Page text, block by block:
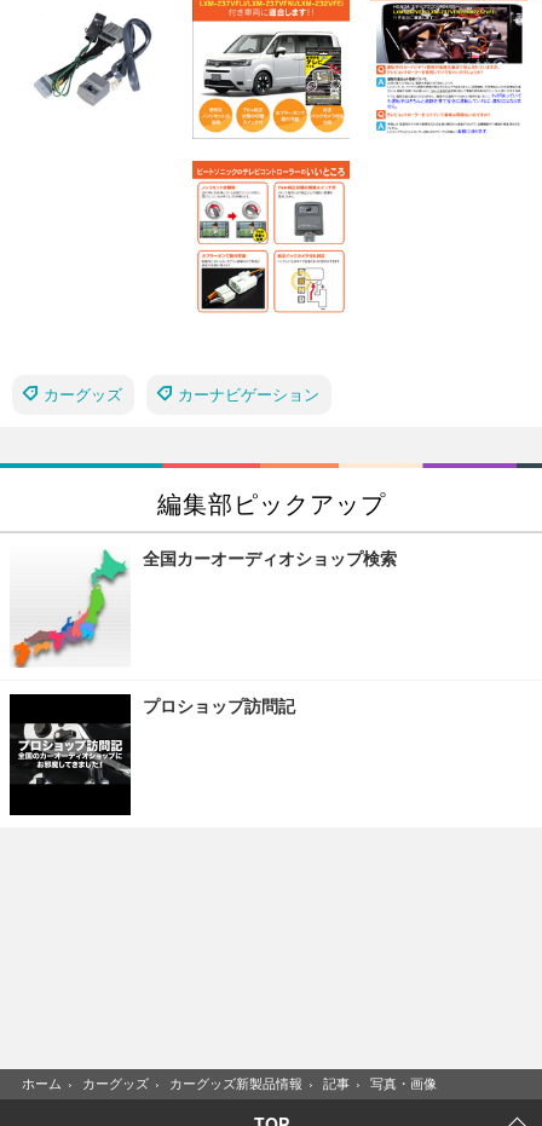
カーグッズ カーナビゲーション
編集部ピックアップ
全国カーオーディオショップ検索
プロショップ訪問記
ホーム › カーグッズ › カーグッズ新製品情報 › 記事 › 写真・画像